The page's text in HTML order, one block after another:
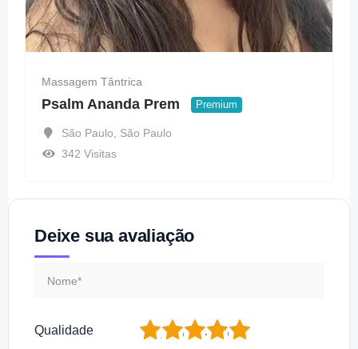
Massagem Tântrica
Psalm Ananda Prem Premium
São Paulo, São Paulo
342 Visitas
Deixe sua avaliação
Qualidade 5
4
3
2